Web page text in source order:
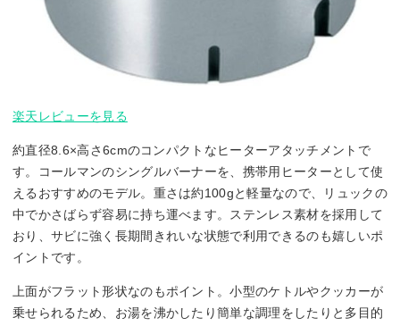
楽天レビューを見る
約直径8.6×高さ6cmのコンパクトなヒーターアタッチメントで
す。コールマンのシングルバーナーを、携帯用ヒーターとして使
えるおすすめのモデル。重さは約100gと軽量なので、リュックの
中でかさばらず容易に持ち運べます。ステンレス素材を採用して
おり、サビに強く長期間きれいな状態で利用できるのも嬉しいポ
イントです。
上面がフラット形状なのもポイント。小型のケトルやクッカーが
乗せられるため、お湯を沸かしたり簡単な調理をしたりと多目的